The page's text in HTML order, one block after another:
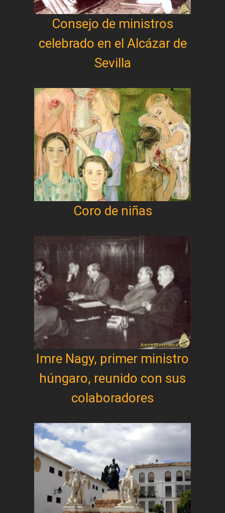
Consejo de ministros
celebrado en el Alcázar de
Sevilla
Coro de niñas
Imre Nagy, primer ministro
húngaro, reunido con sus
colaboradores